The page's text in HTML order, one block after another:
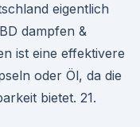
eigentlich
dampfen &
ist eine effektivere
oder Öl, da die
bietet. 21.